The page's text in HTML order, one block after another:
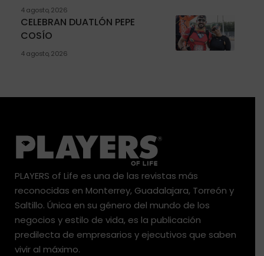
4 agosto, 2026
CELEBRAN DUATLÓN PEPE
COSÍO
4 agosto, 2026
PLAYERS of Life es una de las revistas más
reconocidas en Monterrey, Guadalajara, Torreón y
Saltillo. Única en su género del mundo de los
negocios y estilo de vida, es la publicación
predilecta de empresarios y ejecutivos que saben
vivir al máximo.